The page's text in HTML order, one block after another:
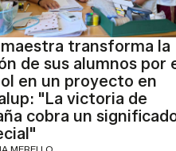
maestra transforma la
de sus alumnos por
en un proyecto en
"La victoria de
cobra un